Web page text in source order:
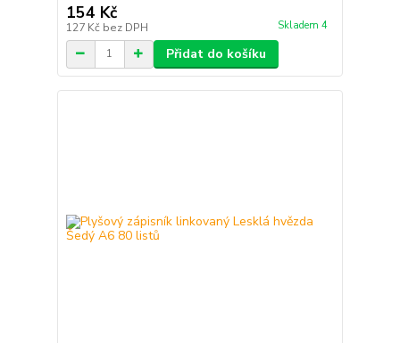
154 Kč
127 Kč bez DPH Skladem 4
Přidat do košíku